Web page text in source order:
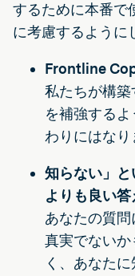
するために本番で
に考慮するように
Frontline
私たちが構
を補強する
わりにはなり
知らない」と
よりも良い答
あなたの質問
真実でない
く、あなた